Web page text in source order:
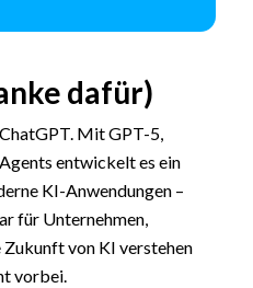
dafür)
Mit GPT-5,
Agents entwickelt es ein
KI-Anwendungen –
für Unternehmen,
von KI verstehen
vorbei.